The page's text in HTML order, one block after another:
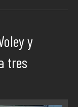
y
tres